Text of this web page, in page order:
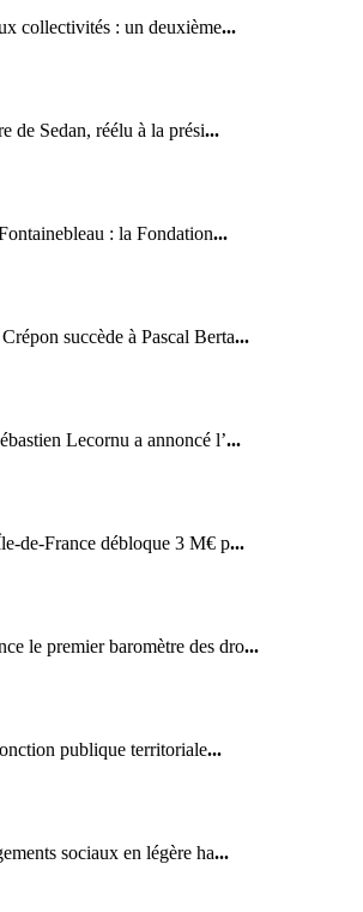
collectivités : un deuxième...
de Sedan, réélu à la prési...
: la Fondation...
succède à Pascal Berta...
Lecornu a annoncé l’...
de-France débloque 3 M€ p...
le premier baromètre des dro...
publique territoriale...
sociaux en légère ha...